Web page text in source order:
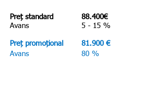
Preț standard
Avans
88.400€
5 - 15 %
Preț promoțional
Avans
81.900 €
80 %